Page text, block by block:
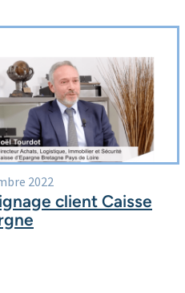
2022
client Caisse